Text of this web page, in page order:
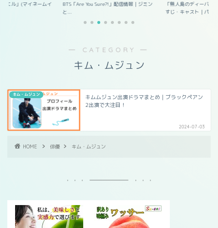
エル」(マイネームイ
BTS「Are You Sure?!」配信情報｜ジミン
と...
「無人島のディーバ」
すじ・キャスト｜パ...
― CATEGORY ―
キム・ムジュン
キム・ムジュン
キムムジュン出演ドラマまとめ｜ブラックペアン
2出演で大注目！
2024-07-03
HOME 俳優 キム・ムジュン